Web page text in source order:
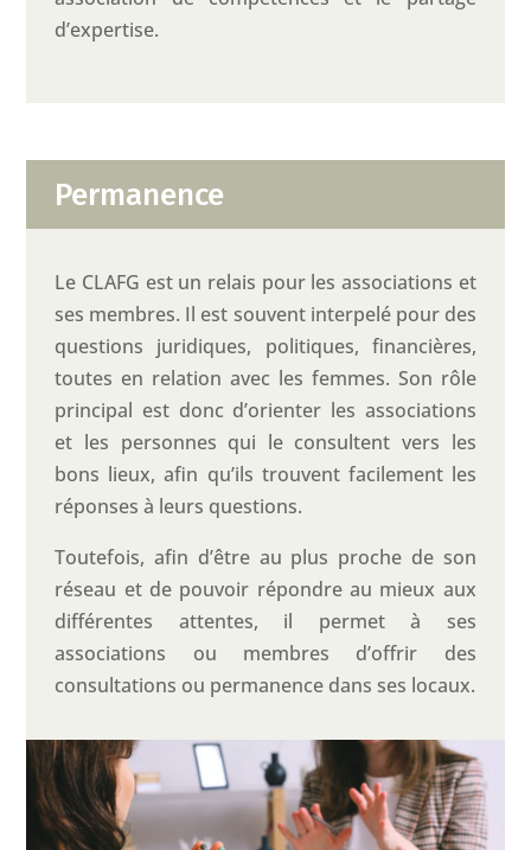
d’expertise.
Permanence
Le CLAFG est un relais pour les associations et
ses membres. Il est souvent interpelé pour des
questions juridiques, politiques, financières,
toutes en relation avec les femmes. Son rôle
principal est donc d’orienter les associations
et les personnes qui le consultent vers les
bons lieux, afin qu’ils trouvent facilement les
réponses à leurs questions.
Toutefois, afin d’être au plus proche de son
réseau et de pouvoir répondre au mieux aux
différentes attentes, il permet à ses
associations ou membres d’offrir des
consultations ou permanence dans ses locaux.